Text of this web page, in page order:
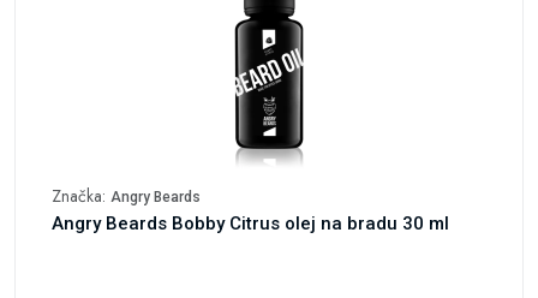
Značka: Angry Beards
Angry Beards Bobby Citrus olej na bradu 30 ml